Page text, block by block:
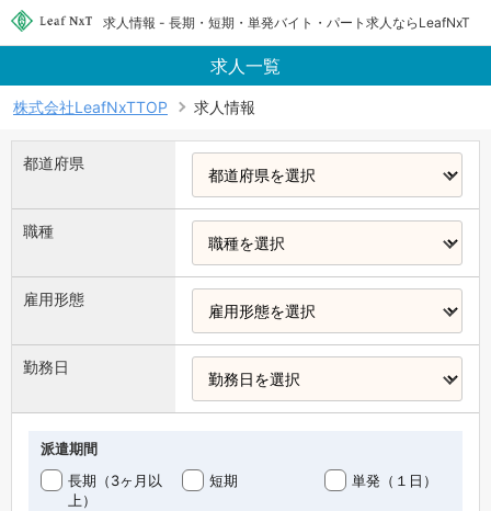
求人情報 - 長期・短期・単発バイト・パート求人ならLeafNxT
求人一覧
株式会社LeafNxTTOP 求人情報
都道府県
職種
雇用形態
勤務日
派遣期間
長期（3ヶ月以
上）
短期 単発（１日）